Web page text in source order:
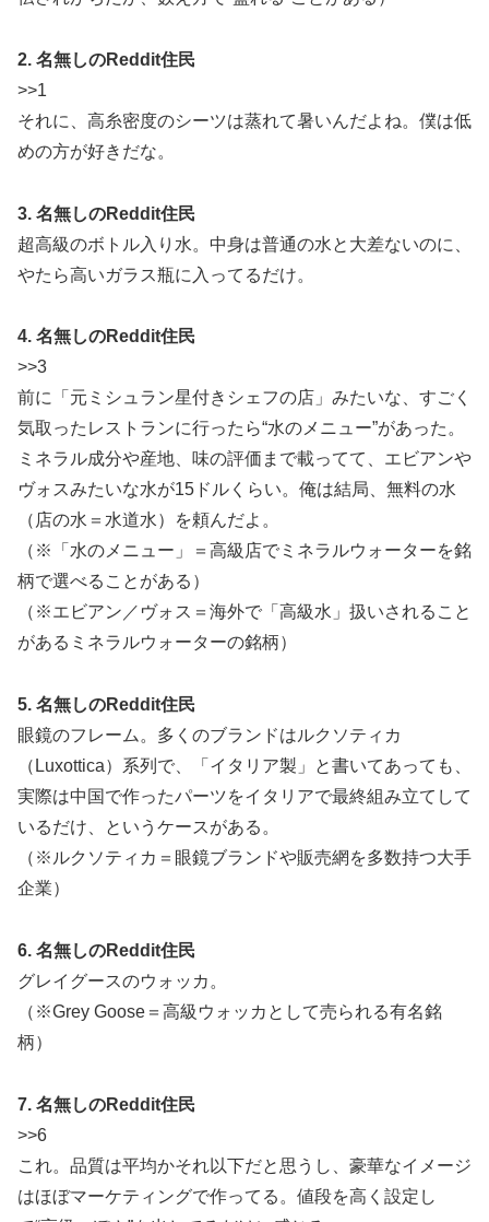
2. 名無しのReddit住民
>>1
それに、高糸密度のシーツは蒸れて暑いんだよね。僕は低
めの方が好きだな。
3. 名無しのReddit住民
超高級のボトル入り水。中身は普通の水と大差ないのに、
やたら高いガラス瓶に入ってるだけ。
4. 名無しのReddit住民
>>3
前に「元ミシュラン星付きシェフの店」みたいな、すごく
気取ったレストランに行ったら“水のメニュー”があった。
ミネラル成分や産地、味の評価まで載ってて、エビアンや
ヴォスみたいな水が15ドルくらい。俺は結局、無料の水
（店の水＝水道水）を頼んだよ。
（※「水のメニュー」＝高級店でミネラルウォーターを銘
柄で選べることがある）
（※エビアン／ヴォス＝海外で「高級水」扱いされること
があるミネラルウォーターの銘柄）
5. 名無しのReddit住民
眼鏡のフレーム。多くのブランドはルクソティカ
（Luxottica）系列で、「イタリア製」と書いてあっても、
実際は中国で作ったパーツをイタリアで最終組み立てして
いるだけ、というケースがある。
（※ルクソティカ＝眼鏡ブランドや販売網を多数持つ大手
企業）
6. 名無しのReddit住民
グレイグースのウォッカ。
（※Grey Goose＝高級ウォッカとして売られる有名銘
柄）
7. 名無しのReddit住民
>>6
これ。品質は平均かそれ以下だと思うし、豪華なイメージ
はほぼマーケティングで作ってる。値段を高く設定し